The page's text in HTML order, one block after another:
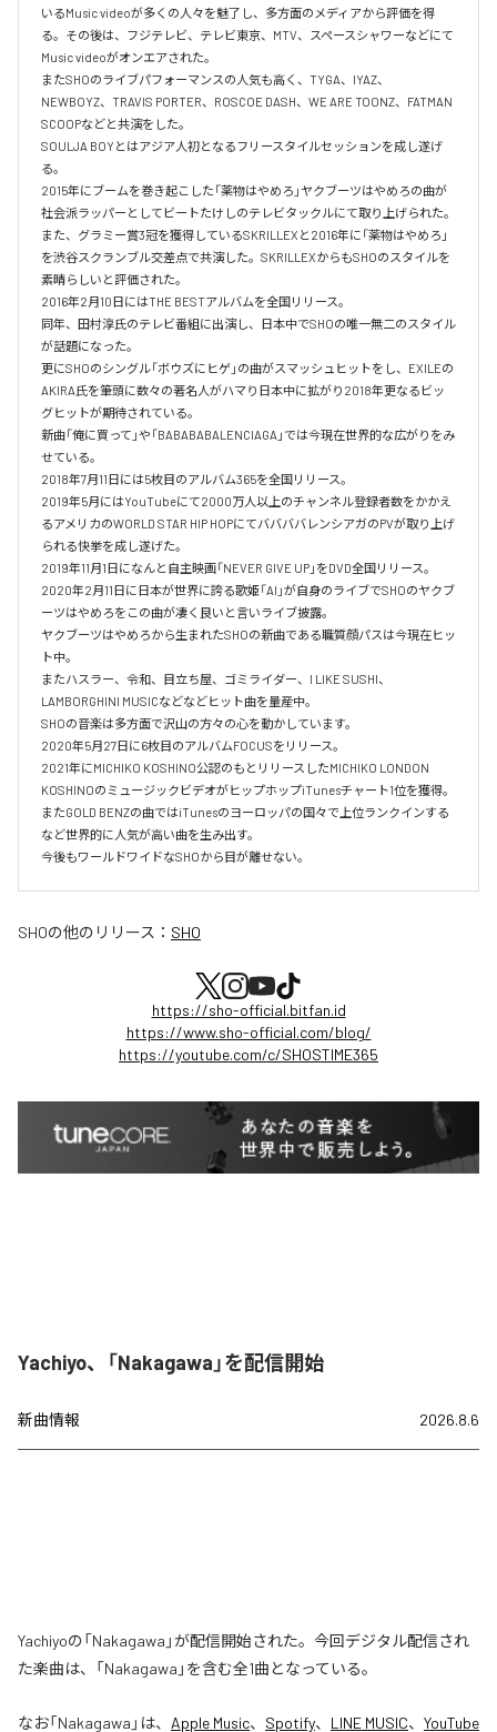
いるMusic videoが多くの人々を魅了し、多方面のメディアから評価を得
る。その後は、フジテレビ、テレビ東京、MTV、スペースシャワーなどにて
Music videoがオンエアされた。
またSHOのライブパフォーマンスの人気も高く、TYGA、IYAZ、
NEWBOYZ、TRAVIS PORTER、ROSCOE DASH、WE ARE TOONZ、FATMAN
SCOOPなどと共演をした。
SOULJA BOYとはアジア人初となるフリースタイルセッションを成し遂げ
る。
2015年にブームを巻き起こした「薬物はやめろ」ヤクブーツはやめろの曲が
社会派ラッパーとしてビートたけしのテレビタックルにて取り上げられた。
また、グラミー賞3冠を獲得しているSKRILLEXと2016年に「薬物はやめろ」
を渋谷スクランブル交差点で共演した。SKRILLEXからもSHOのスタイルを
素晴らしいと評価された。
2016年2月10日にはTHE BESTアルバムを全国リリース。
同年、田村淳氏のテレビ番組に出演し、日本中でSHOの唯一無二のスタイル
が話題になった。
更にSHOのシングル「ボウズにヒゲ」の曲がスマッシュヒットをし、EXILEの
AKIRA氏を筆頭に数々の著名人がハマり日本中に拡がり2018年更なるビッ
グヒットが期待されている。
新曲「俺に買って」や「BABABABALENCIAGA」では今現在世界的な広がりをみ
せている。
2018年7月11日には5枚目のアルバム365を全国リリース。
2019年5月にはYouTubeにて2000万人以上のチャンネル登録者数をかかえ
るアメリカのWORLD STAR HIP HOPにてババババレンシアガのPVが取り上げ
られる快挙を成し遂げた。
2019年11月1日になんと自主映画「NEVER GIVE UP」をDVD全国リリース。
2020年2月11日に日本が世界に誇る歌姫「AI」が自身のライブでSHOのヤクブ
ーツはやめろをこの曲が凄く良いと言いライブ披露。
ヤクブーツはやめろから生まれたSHOの新曲である職質顔パスは今現在ヒッ
ト中。
またハスラー、令和、目立ち屋、ゴミライダー、I LIKE SUSHI、
LAMBORGHINI MUSICなどなどヒット曲を量産中。
SHOの音楽は多方面で沢山の方々の心を動かしています。
2020年5月27日に6枚目のアルバムFOCUSをリリース。
2021年にMICHIKO KOSHINO公認のもとリリースしたMICHIKO LONDON
KOSHINOのミュージックビデオがヒップホップiTunesチャート1位を獲得。
またGOLD BENZの曲ではiTunesのヨーロッパの国々で上位ランクインする
など世界的に人気が高い曲を生み出す。
今後もワールドワイドなSHOから目が離せない。
SHOの他のリリース： SHO
https://sho-official.bitfan.id
https://www.sho-official.com/blog/
https://youtube.com/c/SHOSTIME365
Yachiyo、「Nakagawa」を配信開始
新曲情報 2026.8.6
Yachiyoの「Nakagawa」が配信開始された。今回デジタル配信され
た楽曲は、「Nakagawa」を含む全1曲となっている。
なお「Nakagawa 」は、 Apple Music、 Spotify、 LINE MUSIC、 YouTube